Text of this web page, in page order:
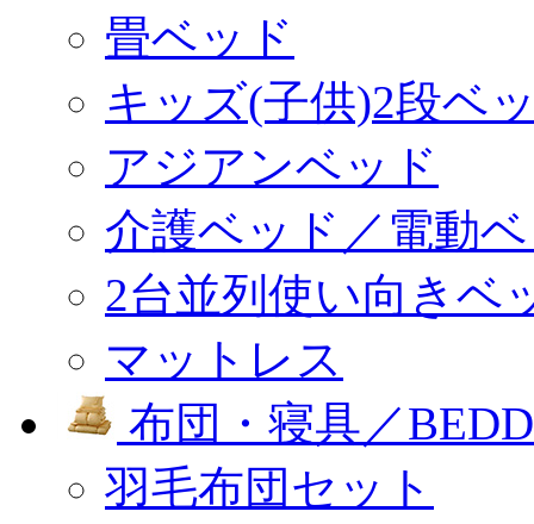
畳ベッド
キッズ(子供)2段ベ
アジアンベッド
介護ベッド／電動
2台並列使い向きベ
マットレス
布団・寝具／
羽毛布団セット